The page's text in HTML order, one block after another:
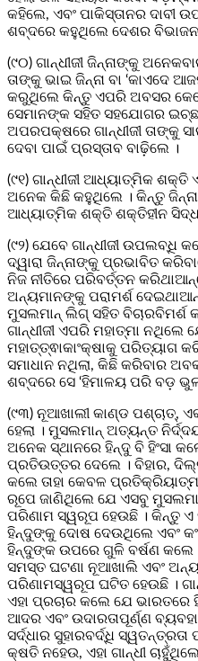
କହିଲେ, ଏବଂ ପାକିସ୍ତାନର ଦାବୀ
ଶବ୍ଦରେ କହୁଥିଲେ ଦେଶର
(୯୦) ଗାନ୍ଧୀଜୀ ଜିନ୍ନାଙ୍କୁ
ତାଙ୍କୁ ଭାଇ ଜିନ୍ନା ବା ‘କାଏଦେ
କରୁଥିଲେ କିନ୍ତୁ ଏପରି ଅବସର
ସେମାନଙ୍କ ସହିତ ସହଯୋଗର
ଅପରପକ୍ଷରେ ଗାନ୍ଧୀଜୀ ତାଙ୍କୁ
ଦେବା ପାଇଁ ପ୍ରସ୍ତାବ ବାଢ଼ିଲେ ।
(୯୧) ଗାନ୍ଧୀଜୀ ଆଧ୍ୟାତ୍ମିକ ଶକ୍ତି
ଅନେକ କିଛି କହୁଥିଲେ । କିନ୍ତୁ
ଆଧ୍ୟାତ୍ମିକ ଶକ୍ତି ଶକ୍ତିହୀନ ସିଦ୍ଧ
(୯୨) ଯେବେ ଗାନ୍ଧୀଜୀ ଉପଲବ୍ଧି
ଦ୍ୱାରା ଜିନ୍ନାଙ୍କୁ ପ୍ରଭାବିତ
ନିଜ ନୀତିରେ ପରିବର୍ତ୍ତନ
ଅନ୍ୟମାନଙ୍କୁ ପରାମର୍ଶ
ମୁସଲମାନ୍‌ ଲିଗ୍‌ ସହିତ ବିଚାରବିମର୍ଶ
ଗାନ୍ଧୀଜୀ ଏପରି ମହାତ୍ମା ନଥିଲେ
ମହାତ୍ତ୍ଵାକାଂକ୍ଷାକୁ ପରିତ୍ୟାଗ
ସମାଧାନ ନଥିଲା, କିଛି କରିବାର
ଶବ୍ଦରେ ସେ ‘ହିମାଳୟ ପରି ବଡ଼
(୯୩) ନୂଆଖାଲୀ କାଣ୍ଡ ପଶ୍ଚାତ୍,
ହେଲା । ମୁସଲମାନ୍‌ ଅତ୍ୟନ୍ତ
ଅନେକ ସ୍ଥାନରେ ହିନ୍ଦୁ ବି ହିଂସା
ପ୍ରତିଉତ୍ତର ଦେଲେ । ବିହାର,
କଲେ ତାହା କେବଳ
ରୂପେ ଜାଣିଥିଲେ ଯେ ଏସବୁ
ପରିଣାମ ସ୍ୱରୂପ ହେଉଛି । କିନ୍ତୁ ଏ
ହିନ୍ଦୁଙ୍କୁ ଦୋଷ ଦେଉଥିଲେ ଏବଂ
ହିନ୍ଦୁଙ୍କ ଉପରେ ଗୁଳି ବର୍ଷଣ କଲେ
ସମସ୍ତ ଘଟଣା ନୂଆଖାଲି ଏବଂ
ପରିଣାମସ୍ୱରୂପ ଘଟିତ ହେଉଛି ।
ଏହା ପ୍ରଚାର କଲେ ଯେ
ଆଦର ଏବଂ ଉଦାରତାପୂର୍ଣ୍ଣ
ସର୍ଦ୍ଧାର ସୁହାରବର୍ଦ୍ଧି
କ୍ଷତି ନହେଉ, ଏହା ଗାନ୍ଧୀ